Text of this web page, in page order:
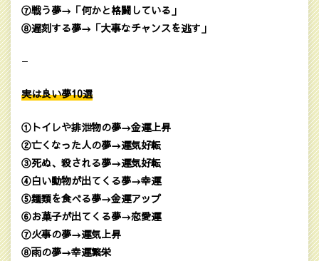
⑦戦う夢→「何かと格闘している」
⑧遅刻する夢→「大事なチャンスを逃す」
—
実は良い夢10選
①トイレや排泄物の夢→金運上昇
②亡くなった人の夢→運気好転
③死ぬ、殺される夢→運気好転
④白い動物が出てくる夢→幸運
⑤麺類を食べる夢→金運アップ
⑥お菓子が出てくる夢→恋愛運
⑦火事の夢→運気上昇
⑧雨の夢→幸運繁栄